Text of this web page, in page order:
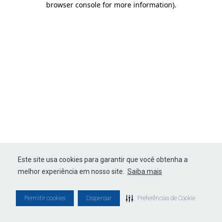
Este site usa cookies para garantir que você obtenha a
melhor experiência em nosso site. Saiba mais
Permitir cookies Dispensar Preferências de Cookie
browser console for more information).